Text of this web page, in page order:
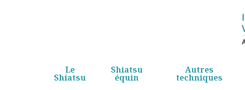
Le
Shiatsu
Shiatsu
équin
Autres
techniques